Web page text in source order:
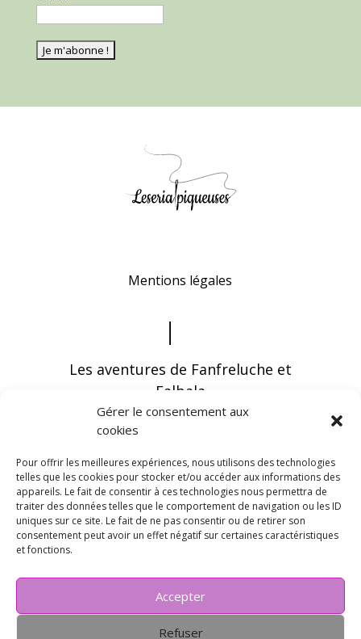
Gérer le consentement aux
cookies
Pour offrir les meilleures expériences, nous utilisons des technologies
telles que les cookies pour stocker et/ou accéder aux informations des
appareils. Le fait de consentir à ces technologies nous permettra de
traiter des données telles que le comportement de navigation ou les ID
uniques sur ce site. Le fait de ne pas consentir ou de retirer son
consentement peut avoir un effet négatif sur certaines caractéristiques
et fonctions.
Accepter
Refuser
Mentions légales
Les aventures de Fanfreluche et
Falbala
Vous pouvez recevoir les dernières infos en
vous abonnant à notre newsletter